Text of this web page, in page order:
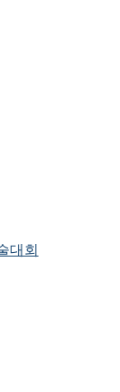
대회